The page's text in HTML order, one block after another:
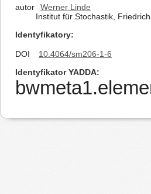
autor
Werner Linde
Institut für Stochastik,
Identyfikatory
DOI
10.4064/sm206-1-6
Identyfikator YADDA